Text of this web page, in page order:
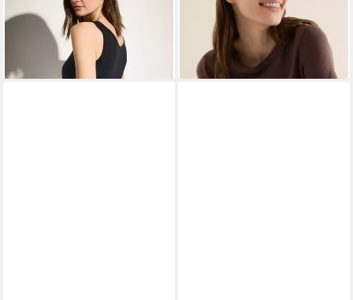
ab 10,99 € UVP15,99 €
ab 12,99 €
UVP19,99 €
-35%